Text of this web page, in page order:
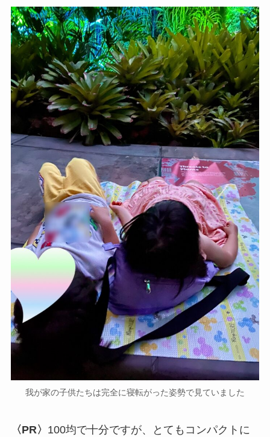
我が家の子供たちは完全に寝転がった姿勢で見ていました
〈PR〉 100均で十分ですが、とてもコンパクトに